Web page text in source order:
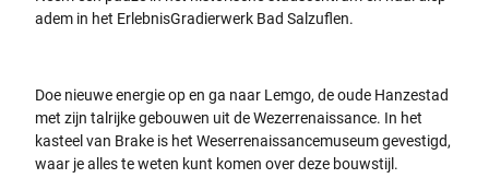
adem in het ErlebnisGradierwerk Bad Salzuflen.
Doe nieuwe energie op en ga naar Lemgo, de oude Hanzestad
met zijn talrijke gebouwen uit de Wezerrenaissance. In het
kasteel van Brake is het Weserrenaissancemuseum gevestigd,
waar je alles te weten kunt komen over deze bouwstijl.